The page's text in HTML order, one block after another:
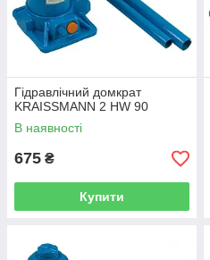
Гідравлічний домкрат
KRAISSMANN 2 HW 90
В наявності
675 ₴
Купити